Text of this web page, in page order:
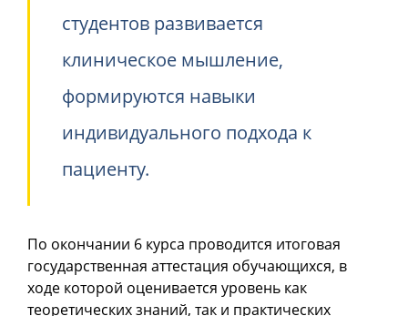
студентов развивается
клиническое мышление,
формируются навыки
индивидуального подхода к
пациенту.
По окончании 6 курса проводится итоговая
государственная аттестация обучающихся, в
ходе которой оценивается уровень как
теоретических знаний, так и практических